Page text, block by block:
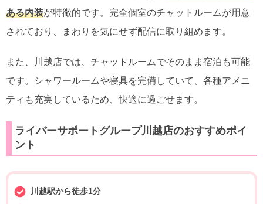
ある内装が特徴的です。完全個室のチャットルームが用意
されており、まわりを気にせず配信に取り組めます。
また、川越店では、チャットルームでそのまま宿泊も可能
です。シャワールームや寝具を完備していて、各種アメニ
ティも充実しているため、快適に過ごせます。
ライバーサポートグループ川越店のおすすめポイ
ント
川越駅から徒歩1分